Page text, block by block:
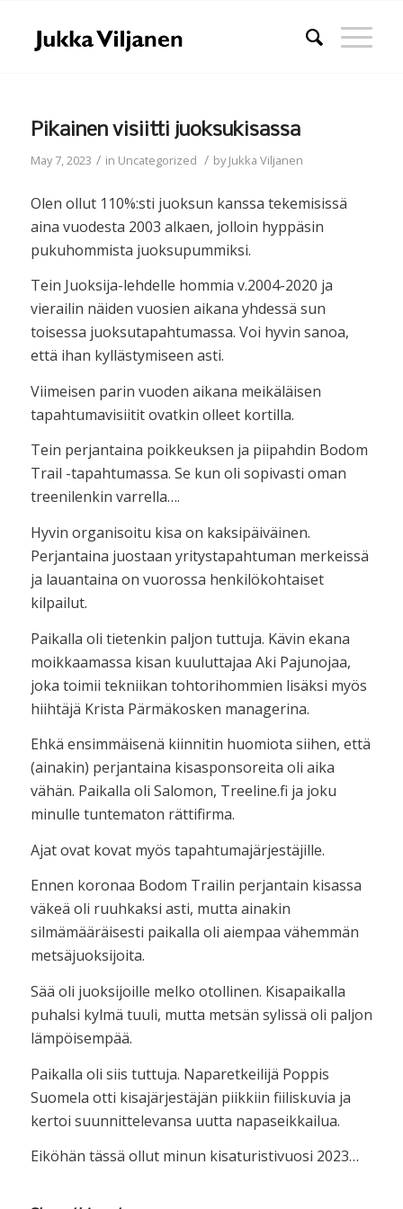
Pikainen visiitti juoksukisassa
May 7, 2023 / in Uncategorized / byJukka Viljanen
Olen ollut 110%:sti juoksun kanssa tekemisissä
aina vuodesta 2003 alkaen, jolloin hyppäsin
pukuhommista juoksupummiksi.
Tein Juoksija-lehdelle hommia v.2004-2020 ja
vierailin näiden vuosien aikana yhdessä sun
toisessa juoksutapahtumassa. Voi hyvin sanoa,
että ihan kyllästymiseen asti.
Viimeisen parin vuoden aikana meikäläisen
tapahtumavisiitit ovatkin olleet kortilla.
Tein perjantaina poikkeuksen ja piipahdin Bodom
Trail -tapahtumassa. Se kun oli sopivasti oman
treenilenkin varrella….
Hyvin organisoitu kisa on kaksipäiväinen.
Perjantaina juostaan yritystapahtuman merkeissä
ja lauantaina on vuorossa henkilökohtaiset
kilpailut.
Paikalla oli tietenkin paljon tuttuja. Kävin ekana
moikkaamassa kisan kuuluttajaa Aki Pajunojaa,
joka toimii tekniikan tohtorihommien lisäksi myös
hiihtäjä Krista Pärmäkosken managerina.
Ehkä ensimmäisenä kiinnitin huomiota siihen, että
(ainakin) perjantaina kisasponsoreita oli aika
vähän. Paikalla oli Salomon, Treeline.fi ja joku
minulle tuntematon rättifirma.
Ajat ovat kovat myös tapahtumajärjestäjille.
Ennen koronaa Bodom Trailin perjantain kisassa
väkeä oli ruuhkaksi asti, mutta ainakin
silmämääräisesti paikalla oli aiempaa vähemmän
metsäjuoksijoita.
Sää oli juoksijoille melko otollinen. Kisapaikalla
puhalsi kylmä tuuli, mutta metsän sylissä oli paljon
lämpöisempää.
Paikalla oli siis tuttuja. Naparetkeilijä Poppis
Suomela otti kisajärjestäjän piikkiin fiiliskuvia ja
kertoi suunnittelevansa uutta napaseikkailua.
Eiköhän tässä ollut minun kisaturistivuosi 2023…